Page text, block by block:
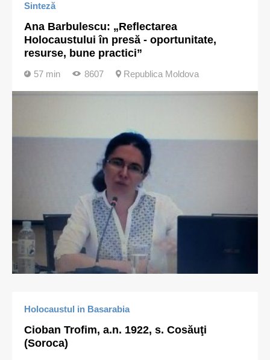
Sinteză
Ana Barbulescu: „Reflectarea
Holocaustului în presă - oportunitate,
resurse, bune practici”
57 min 8607 Republica Moldova
Holocaustul in Basarabia
Cioban Trofim, a.n. 1922, s. Cosăuţi
(Soroca)